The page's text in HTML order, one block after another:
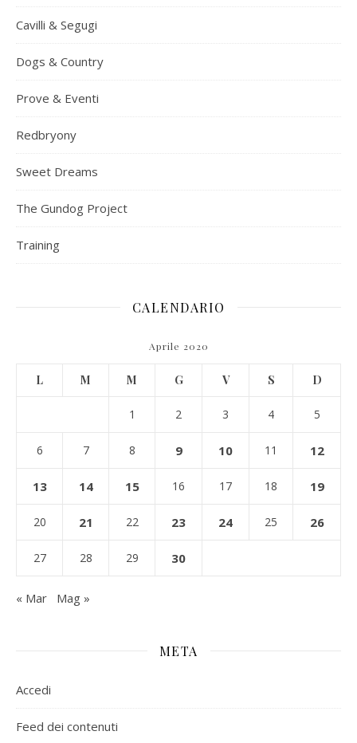
Cavilli & Segugi
Dogs & Country
Prove & Eventi
Redbryony
Sweet Dreams
The Gundog Project
Training
CALENDARIO
Aprile 2020
L M M G V S D
1 2 3 4 5
6 7 8 9 10 11 12
13 14 15 16 17 18 19
20 21 22 23 24 25 26
27 28 29 30
« Mar Mag »
META
Accedi
Feed dei contenuti